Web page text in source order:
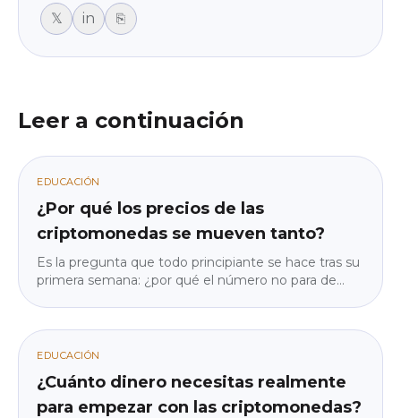
𝕏 in ⎘
Leer a continuación
EDUCACIÓN
¿Por qué los precios de las
criptomonedas se mueven tanto?
Es la pregunta que todo principiante se hace tras su
primera semana: ¿por qué el número no para de
una vez que los conoces, el movimiento deja de
parecer aleatorio. Sin jerga, sin predicciones: solo
EDUCACIÓN
¿Cuánto dinero necesitas realmente
para empezar con las criptomonedas?